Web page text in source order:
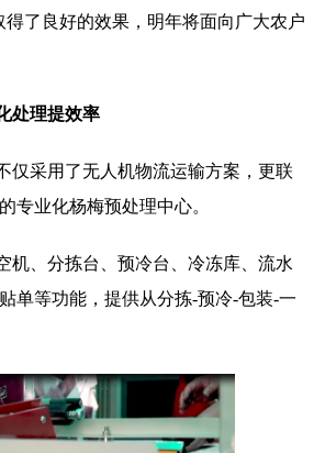
了良好的效果，明年将面向广大农户
处理提效率
仅采用了无人机物流运输方案，更联
专业化杨梅预处理中心。
机、分拣台、预冷台、冷冻库、流水
单等功能，提供从分拣-预冷-包装-一